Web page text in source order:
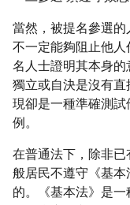
當然，被提名參選的
不一定能夠阻止他
名人士證明其本身
獨立或自決是沒有
現卻是一種準確測
例。
在普通法下，除非
般居民不遵守《基
的。《基本法》是